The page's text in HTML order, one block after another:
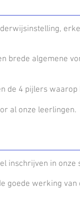
brede algemene
de 4 pijlers
al onze leerlingen.
inschrijven in
goede werking